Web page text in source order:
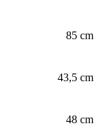
85 cm
43,5 cm
48 cm